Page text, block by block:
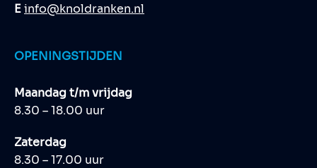
Einfo@knoldranken.nl
OPENINGSTIJDEN
Maandag t/m vrijdag
8.30 – 18.00 uur
Zaterdag
8.30 – 17.00 uur